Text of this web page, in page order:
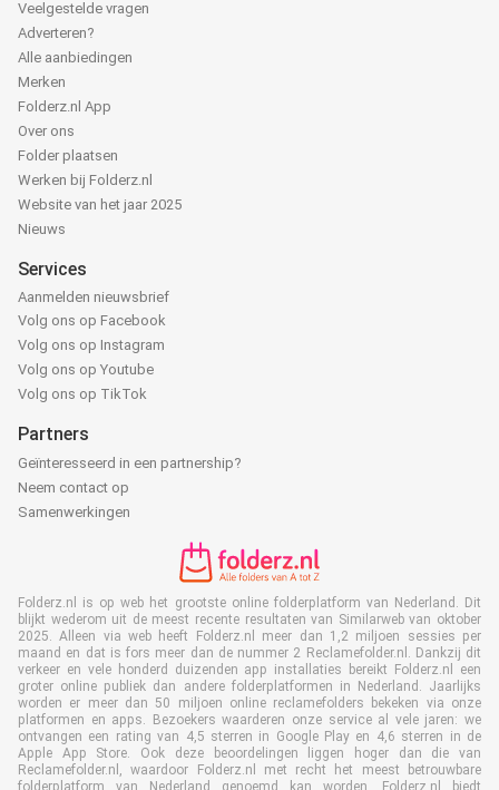
Veelgestelde vragen
Adverteren?
Alle aanbiedingen
Merken
Folderz.nl App
Over ons
Folder plaatsen
Werken bij Folderz.nl
Website van het jaar 2025
Nieuws
Services
Aanmelden nieuwsbrief
Volg ons op Facebook
Volg ons op Instagram
Volg ons op Youtube
Volg ons op TikTok
Partners
Geïnteresseerd in een partnership?
Neem contact op
Samenwerkingen
Folderz.nl is op web het grootste online folderplatform van Nederland. Dit
blijkt wederom uit de meest recente resultaten van Similarweb van oktober
2025. Alleen via web heeft Folderz.nl meer dan 1,2 miljoen sessies per
maand en dat is fors meer dan de nummer 2 Reclamefolder.nl. Dankzij dit
verkeer en vele honderd duizenden app installaties bereikt Folderz.nl een
groter online publiek dan andere folderplatformen in Nederland. Jaarlijks
worden er meer dan 50 miljoen online reclamefolders bekeken via onze
platformen en apps. Bezoekers waarderen onze service al vele jaren: we
ontvangen een rating van 4,5 sterren in Google Play en 4,6 sterren in de
Apple App Store. Ook deze beoordelingen liggen hoger dan die van
Reclamefolder.nl, waardoor Folderz.nl met recht het meest betrouwbare
folderplatform van Nederland genoemd kan worden. Folderz.nl biedt